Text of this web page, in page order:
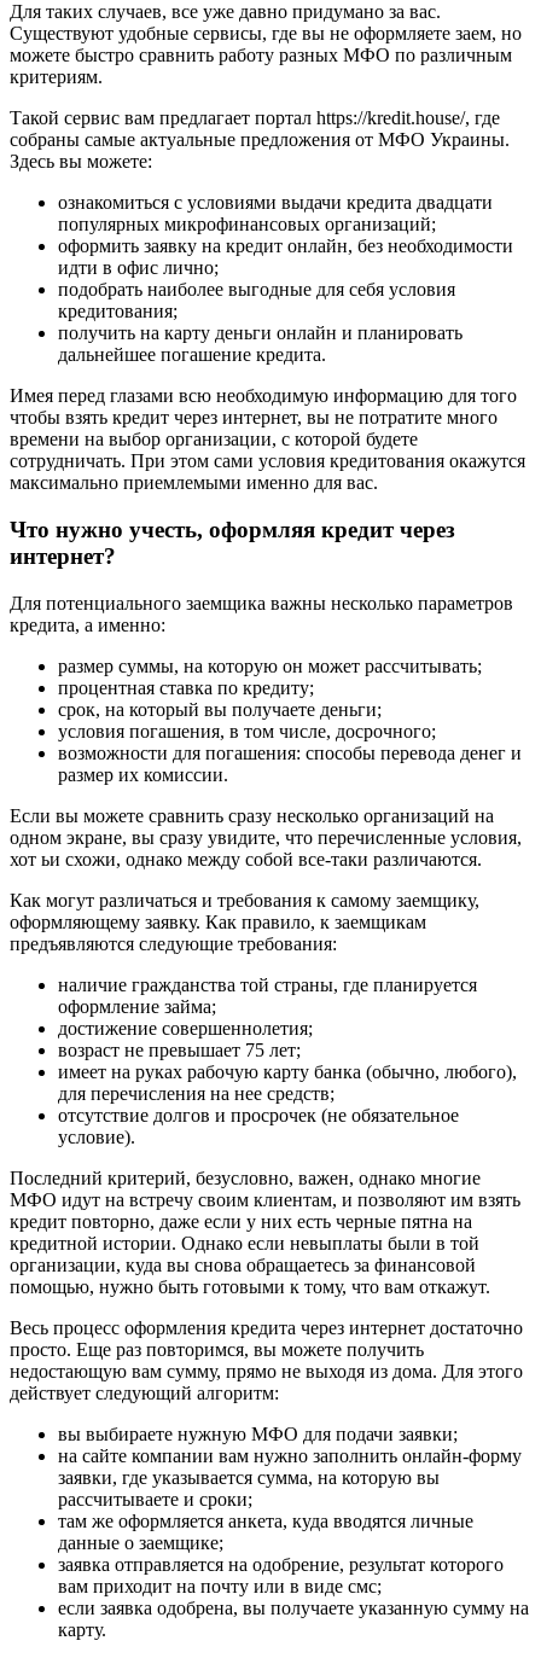
Для таких случаев, все уже давно придумано за вас.
Существуют удобные сервисы, где вы не оформляете заем, но
можете быстро сравнить работу разных МФО по различным
критериям.
Такой сервис вам предлагает портал https://kredit.house/, где
собраны самые актуальные предложения от МФО Украины.
Здесь вы можете:
ознакомиться с условиями выдачи кредита двадцати
популярных микрофинансовых организаций;
оформить заявку на кредит онлайн, без необходимости
идти в офис лично;
подобрать наиболее выгодные для себя условия
кредитования;
получить на карту деньги онлайн и планировать
дальнейшее погашение кредита.
Имея перед глазами всю необходимую информацию для того
чтобы взять кредит через интернет, вы не потратите много
времени на выбор организации, с которой будете
сотрудничать. При этом сами условия кредитования окажутся
максимально приемлемыми именно для вас.
Что нужно учесть, оформляя кредит через
интернет?
Для потенциального заемщика важны несколько параметров
кредита, а именно:
размер суммы, на которую он может рассчитывать;
процентная ставка по кредиту;
срок, на который вы получаете деньги;
условия погашения, в том числе, досрочного;
возможности для погашения: способы перевода денег и
размер их комиссии.
Если вы можете сравнить сразу несколько организаций на
одном экране, вы сразу увидите, что перечисленные условия,
хот ьи схожи, однако между собой все-таки различаются.
Как могут различаться и требования к самому заемщику,
оформляющему заявку. Как правило, к заемщикам
предъявляются следующие требования:
наличие гражданства той страны, где планируется
оформление займа;
достижение совершеннолетия;
возраст не превышает 75 лет;
имеет на руках рабочую карту банка (обычно, любого),
для перечисления на нее средств;
отсутствие долгов и просрочек (не обязательное
условие).
Последний критерий, безусловно, важен, однако многие
МФО идут на встречу своим клиентам, и позволяют им взять
кредит повторно, даже если у них есть черные пятна на
кредитной истории. Однако если невыплаты были в той
организации, куда вы снова обращаетесь за финансовой
помощью, нужно быть готовыми к тому, что вам откажут.
Весь процесс оформления кредита через интернет достаточно
просто. Еще раз повторимся, вы можете получить
недостающую вам сумму, прямо не выходя из дома. Для этого
действует следующий алгоритм:
вы выбираете нужную МФО для подачи заявки;
на сайте компании вам нужно заполнить онлайн-форму
заявки, где указывается сумма, на которую вы
рассчитываете и сроки;
там же оформляется анкета, куда вводятся личные
данные о заемщике;
заявка отправляется на одобрение, результат которого
вам приходит на почту или в виде смс;
если заявка одобрена, вы получаете указанную сумму на
карту.